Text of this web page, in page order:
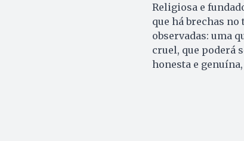
Religiosa e
que há brechas no
observadas: uma
cruel, que poderá
honesta e